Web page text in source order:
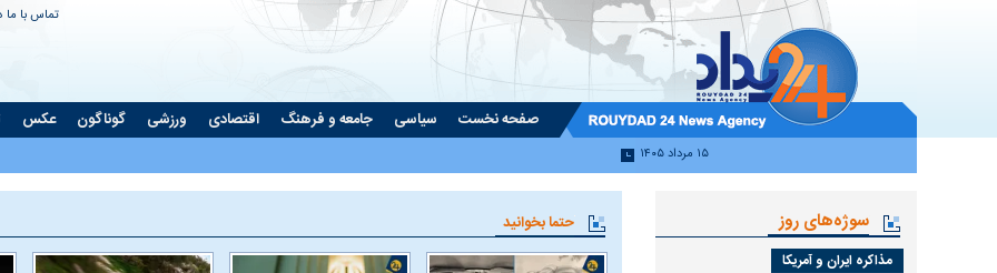
تماس با ما
صفحه نخست سیاسی جامعه و فرهنگ اقتصادی ورزشی گوناگون عکس
۱۵ مرداد ۱۴۰۵
حتما بخوانید سوژه‌های روز
مذاکره ایران و آمریکا